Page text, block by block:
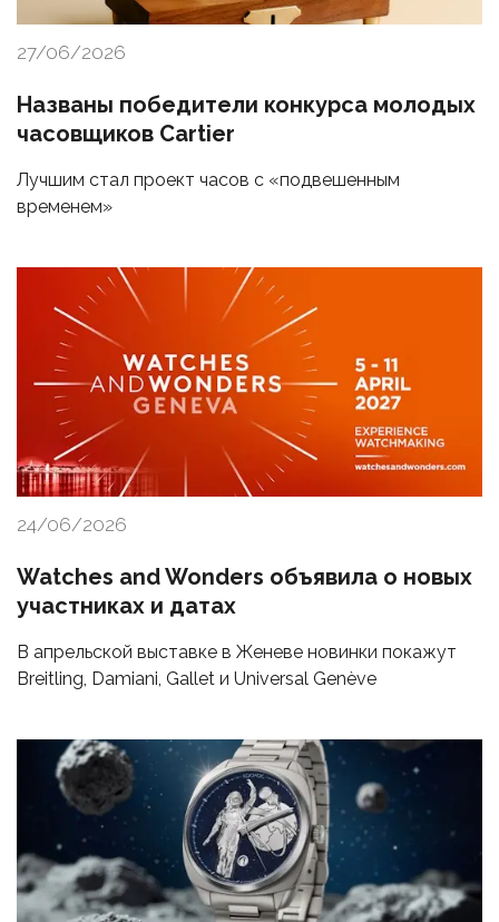
27/06/2026
Названы победители конкурса молодых
часовщиков Cartier
Лучшим стал проект часов с «подвешенным
временем»
24/06/2026
Watches and Wonders объявила о новых
участниках и датах
В апрельской выставке в Женеве новинки покажут
Breitling, Damiani, Gallet и Universal Genève